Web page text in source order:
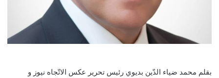
بقلم محمد ضياء الدّين بديوي رئيس تحرير عكس الاتّجاه نيوز و